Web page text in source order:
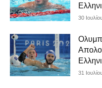
30
31